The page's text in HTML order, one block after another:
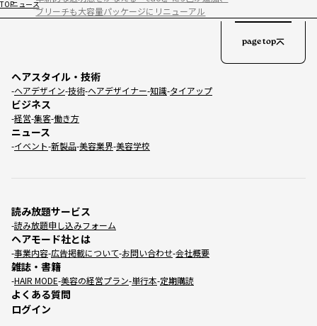
TOPニュース
ブリーチも大容量パッケージにリニューアル
ヘアスタイル・技術
ヘアデザイン 技術 ヘアデザイナー 知識 タイアップ
ビジネス
経営 集客 働き方
ニュース
イベント 新製品 美容業界 美容学校
読み放題サービス
読み放題申し込みフォーム
ヘアモード社とは
事業内容 広告掲載について お問い合わせ 会社概要
雑誌・書籍
HAIR MODE 美容の経営プラン 単行本 定期購読
よくある質問
ログイン
page top